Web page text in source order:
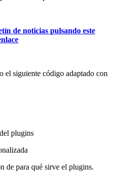
de noticias pulsando este
el siguiente código adaptado con
plugins
de para qué sirve el plugins.